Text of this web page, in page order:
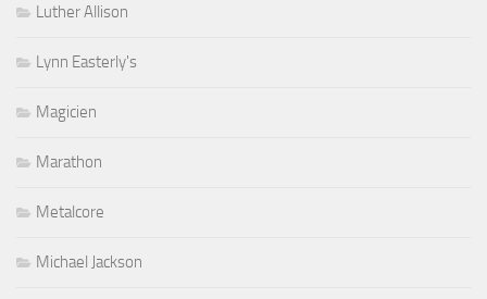
Luther Allison
Lynn Easterly's
Magicien
Marathon
Metalcore
Michael Jackson